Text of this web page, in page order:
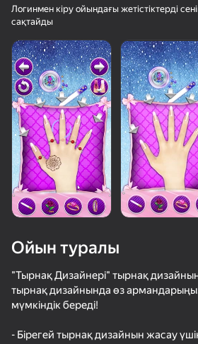
Логинмен кіру ойындағы жетістіктерді
сақтайды
Ойын туралы
"Тырнақ Дизайнері" тырнақ
тырнақ дизайнында өз
мүмкіндік береді!
- Бірегей тырнақ дизайнын жасау